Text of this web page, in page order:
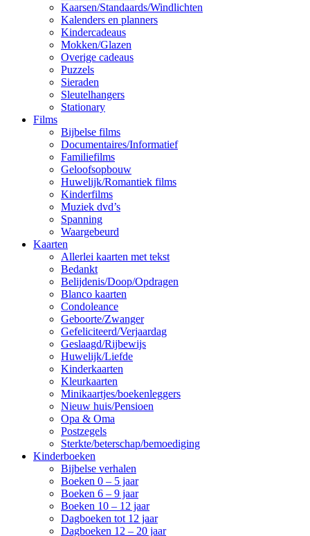
Kaarsen/Standaards/Windlichten
Kalenders en planners
Kindercadeaus
Mokken/Glazen
Overige cadeaus
Puzzels
Sieraden
Sleutelhangers
Stationary
Films
Bijbelse films
Documentaires/Informatief
Familiefilms
Geloofsopbouw
Huwelijk/Romantiek films
Kinderfilms
Muziek dvd’s
Spanning
Waargebeurd
Kaarten
Allerlei kaarten met tekst
Bedankt
Belijdenis/Doop/Opdragen
Blanco kaarten
Condoleance
Geboorte/Zwanger
Gefeliciteerd/Verjaardag
Geslaagd/Rijbewijs
Huwelijk/Liefde
Kinderkaarten
Kleurkaarten
Minikaartjes/boekenleggers
Nieuw huis/Pensioen
Opa & Oma
Postzegels
Sterkte/beterschap/bemoediging
Kinderboeken
Bijbelse verhalen
Boeken 0 – 5 jaar
Boeken 6 – 9 jaar
Boeken 10 – 12 jaar
Dagboeken tot 12 jaar
Dagboeken 12 – 20 jaar